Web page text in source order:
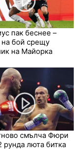
пак беснее –
на бой срещу
на Майорка
смълча Фюри
рунда люта битка